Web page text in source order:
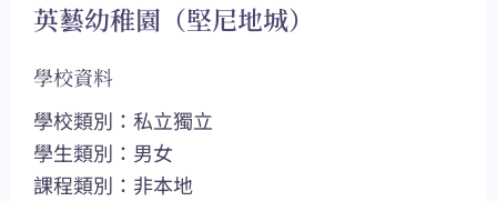
英藝幼稚園（堅尼地城）
學校資料
學校類別：私立獨立
學生類別：男女
課程類別：非本地